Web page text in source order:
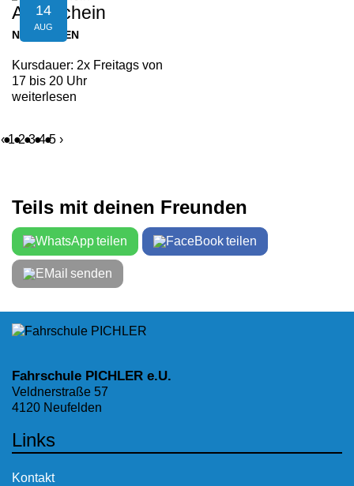
14
AUG
A1 - Schein
NEUFELDEN
Kursdauer: 2x Freitags von
17 bis 20 Uhr
weiterlesen
‹ 1 2 3 4 5 ›
Teils mit deinen Freunden
teilen teilen
senden
Fahrschule PICHLER e.U.
Veldnerstraße 57
4120 Neufelden
Links
Kontakt